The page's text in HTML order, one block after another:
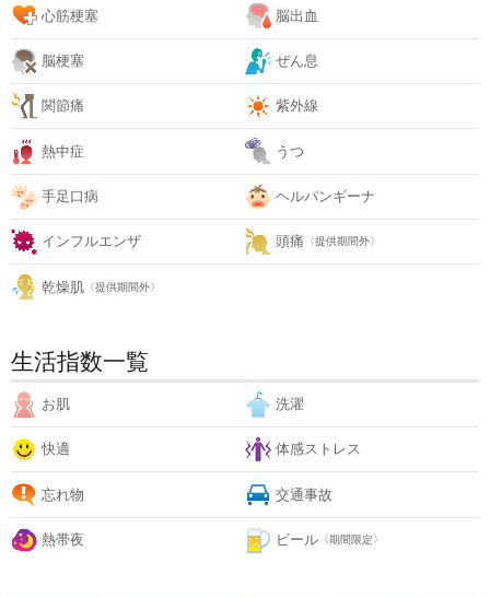
心筋梗塞 脳出血
脳梗塞 ぜん息
関節痛 紫外線
熱中症 うつ
手足口病 ヘルパンギーナ
インフルエンザ 頭痛 〈提供期間外〉
乾燥肌 〈提供期間外〉
生活指数一覧
お肌 洗濯
快適 体感ストレス
忘れ物 交通事故
熱帯夜 ビール 〈期間限定〉